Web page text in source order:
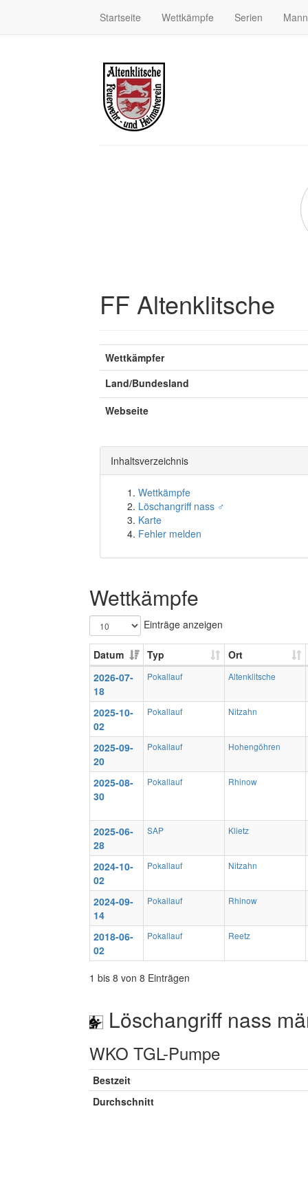
Startseite Wettkämpfe Serien
FF Altenklitsche
Wettkämpfer
Land/Bundesland
Webseite
Inhaltsverzeichnis
Wettkämpfe
Löschangriff nass ♂
Karte
Fehler melden
Wettkämpfe
Einträge anzeigen
Datum Typ
Ort
2026-07-
18
Pokallauf Altenklitsche
2025-10-
02
Pokallauf Nitzahn
2025-09-
20
Pokallauf Hohengöhren
2025-08-
30
Pokallauf Rhinow
2025-06-
28
SAP Klietz
2024-10-
02
Pokallauf Nitzahn
2024-09-
14
Pokallauf Rhinow
2018-06-
02
Pokallauf Reetz
1 bis 8 von 8 Einträgen
Löschangriff nass
WKO TGL-Pumpe
Bestzeit
Durchschnitt